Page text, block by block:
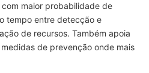
maior probabilidade de
tempo entre detecção e
de recursos. Também apoia
de prevenção onde mais